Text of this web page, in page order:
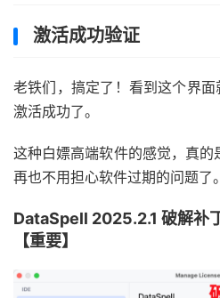
激活成功验证
老铁们，搞定了！看到这个界
激活成功了。
这种白嫖高端软件的感觉，真
再也不用担心软件过期的问题了。
DataSpell 2025.2.1 破解补
【重要】